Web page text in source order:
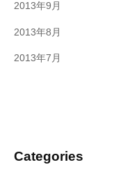
2013年9月
2013年8月
2013年7月
Categories